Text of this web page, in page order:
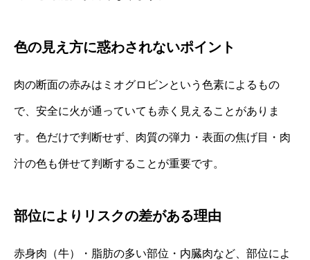
色の見え方に惑わされないポイント
肉の断面の赤みはミオグロビンという色素によるもの
で、安全に火が通っていても赤く見えることがありま
す。色だけで判断せず、肉質の弾力・表面の焦げ目・肉
汁の色も併せて判断することが重要です。
部位によりリスクの差がある理由
赤身肉（牛）・脂肪の多い部位・内臓肉など、部位によ